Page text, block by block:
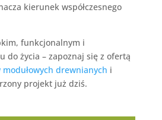
kierunek współczesnego
funkcjonalnym i
do życia – zapoznaj się z ofertą
drewnianych i
projekt już dziś.